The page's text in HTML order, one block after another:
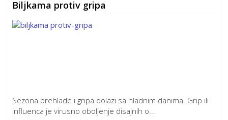
Biljkama protiv gripa
Sezona prehlade i gripa dolazi sa hladnim danima. Grip ili
influenca je virusno oboljenje disajnih o...